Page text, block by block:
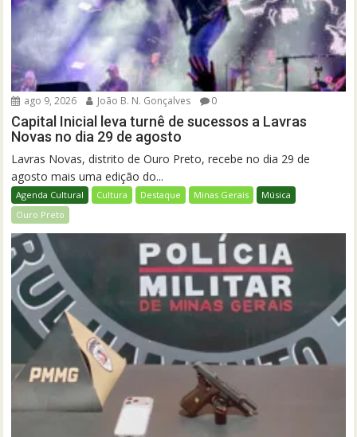
ago 9, 2026 João B. N. Gonçalves 0
Capital Inicial leva turnê de sucessos a Lavras
Novas no dia 29 de agosto
Lavras Novas, distrito de Ouro Preto, recebe no dia 29 de
agosto mais uma edição do...
Agenda Cultural Cultura Destaque Minas Gerais
Música
Ouro Preto